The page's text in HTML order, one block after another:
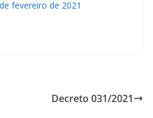
fevereiro de 2021
Decreto 031/2021